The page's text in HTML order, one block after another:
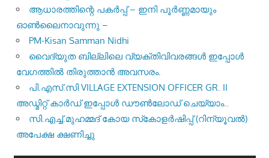
ആധാരത്തിന്റെ പകർപ്പ് – ഇനി പൂർണ്ണമായും
ഓൺലൈനാവുന്നു –
PM-Kisan Samman Nidhi
വൈദ്യുത ബില്ലിലെ വ്യക്തിവിവരങ്ങൾ ഇപ്പോൾ
വേഗത്തിൽ തിരുത്താൻ അവസരം.
പി.എസ്.സി VILLAGE EXTENSION OFFICER GR. II
അഡ്മിറ്റ് കാർഡ് ഇപ്പോൾ ഡൗൺലോഡ് ചെയ്യാം..
സി.എച്ച്.മുഹമ്മദ് കോയ സ്‌കോളർഷിപ്പ് (റിന്യൂവൽ)
അപേക്ഷ ക്ഷണിച്ചു